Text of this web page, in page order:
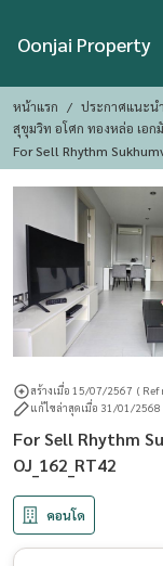
Oonjai Property
หน้าแรก
ประกาศแนะนำ
สุขุมวิท อโศก ทองหล่อ เอ
For Sell Rhythm
สร้างเมื่อ 15/07/2567 ( Ref
แก้ไขล่าสุดเมื่อ 31/01/2568
For Sell Rhythm
OJ_162_RT42
คอนโด